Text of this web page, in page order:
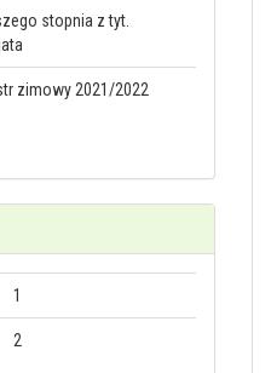
stopnia z tyt.
zimowy 2021/2022
1
2